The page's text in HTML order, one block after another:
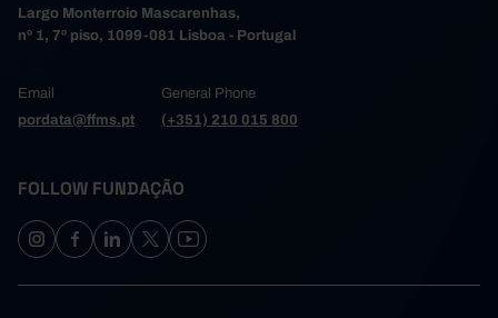
Largo Monterroio Mascarenhas,
nº 1, 7º piso, 1099-081 Lisboa - Portugal
Email
pordata@ffms.pt
General Phone
(+351) 210 015 800
FOLLOW FUNDAÇÃO